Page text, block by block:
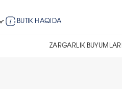
BUTIK HAQIDA
ZARGARLIK BUYUMLARI